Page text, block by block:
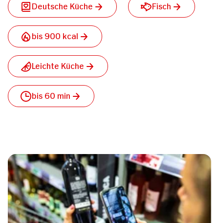
Deutsche Küche Fisch
bis 900 kcal
Leichte Küche
bis 60 min